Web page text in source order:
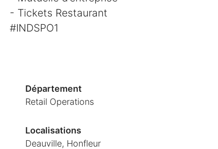
- Tickets Restaurant
#INDSPO1
Département
Retail Operations
Localisations
Deauville, Honfleur